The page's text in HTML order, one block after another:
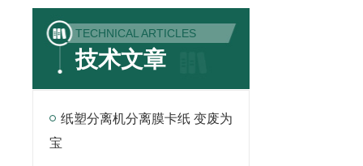
TECHNICAL ARTICLES
技术文章
纸塑分离机分离膜卡纸 变废为
宝